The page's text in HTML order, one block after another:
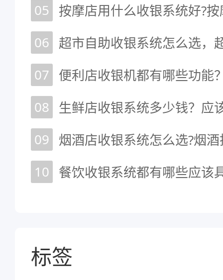
05
06
07 便利店收银机都有哪些功能
08 生鲜店收银系统多少钱？应
09 烟酒店收银系统怎么选?烟
10 餐饮收银系统都有哪些应该
标签